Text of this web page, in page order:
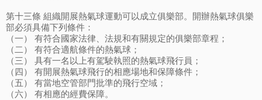
第十三條 組織開展熱氣球運動可以成立俱樂部。開辦熱氣球俱樂
部必須具備下列條件：
（一） 有符合國家法律、法規和有關規定的俱樂部章程；
（二） 有符合適航條件的熱氣球；
（三） 具有一名以上有駕駛執照的熱氣球飛行員；
（四） 有開展熱氣球飛行的相應場地和保障條件；
（五） 有當地空管部門批準的飛行空域；
（六） 有相應的經費保障。